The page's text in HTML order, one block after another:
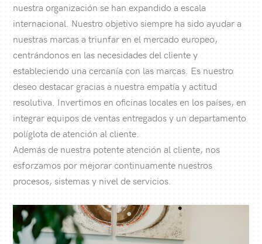
nuestra organización se han expandido a escala
internacional. Nuestro objetivo siempre ha sido ayudar a
nuestras marcas a triunfar en el mercado europeo,
centrándonos en las necesidades del cliente y
estableciendo una cercanía con las marcas. Es nuestro
deseo destacar gracias a nuestra empatía y actitud
resolutiva. Invertimos en oficinas locales en los países, en
integrar equipos de ventas entregados y un departamento
políglota de atención al cliente.
Además de nuestra potente atención al cliente, nos
esforzamos por mejorar continuamente nuestros
procesos, sistemas y nivel de servicios.